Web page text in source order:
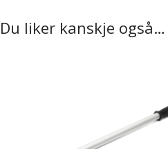
Du liker kanskje også…